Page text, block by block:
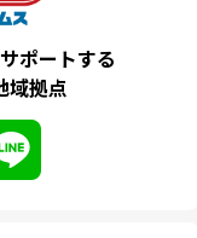
ポートする
域拠点